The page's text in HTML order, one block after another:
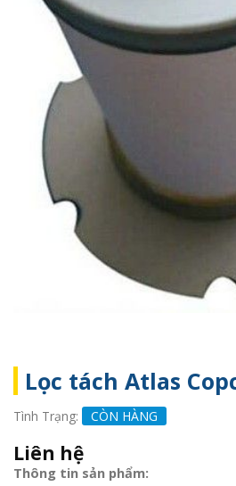
Lọc tách Atlas
Tình Trạng: CÒN HÀNG
Liên hệ
Thông tin sản phẩm: